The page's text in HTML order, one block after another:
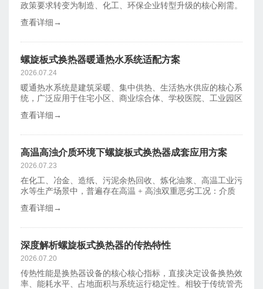
政策要求转变为制造、化工、环保企业转型升级的核心刚需。
查看详细→
螺旋板式换热器暖通热水系统适配方案
2026.07.24
暖通热水系统是建筑采暖、集中供热、生活热水供应的核心系
统，广泛应用于住宅小区、商业综合体、学校医院、工业园区
查看详细→
高温高浊介质环境下螺旋板式换热器成套应用方案
2026.07.23
在化工、冶金、造纸、污泥余热回收、炼化油浆、高温工业污
水等生产场景中，普遍存在高温 + 高浊双重恶劣工况：介质
查看详细→
深度解析螺旋板式换热器的传热特性
2026.07.20
传热性能是换热器设备的核心核心指标，直接决定设备换热效
率、能耗水平、占地面积与系统运行稳定性。相较于传统管壳